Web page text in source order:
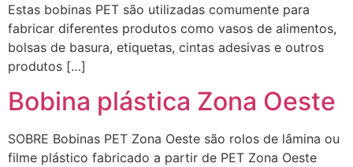
Estas bobinas PET são utilizadas comumente para
fabricar diferentes produtos como vasos de alimentos,
bolsas de basura, etiquetas, cintas adesivas e outros
produtos […]
Bobina plástica Zona Oeste
SOBRE Bobinas PET Zona Oeste são rolos de lâmina ou
filme plástico fabricado a partir de PET Zona Oeste